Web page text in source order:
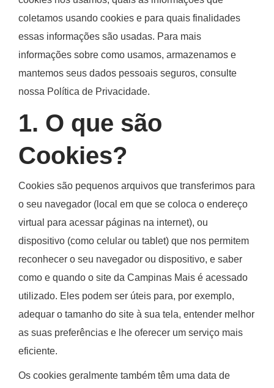
cookies nós usamos, quais as informações que
coletamos usando cookies e para quais finalidades
essas informações são usadas. Para mais
informações sobre como usamos, armazenamos e
mantemos seus dados pessoais seguros, consulte
nossa Política de Privacidade.
1. O que são
Cookies?
Cookies são pequenos arquivos que transferimos para
o seu navegador (local em que se coloca o endereço
virtual para acessar páginas na internet), ou
dispositivo (como celular ou tablet) que nos permitem
reconhecer o seu navegador ou dispositivo, e saber
como e quando o site da Campinas Mais é acessado
utilizado. Eles podem ser úteis para, por exemplo,
adequar o tamanho do site à sua tela, entender melhor
as suas preferências e lhe oferecer um serviço mais
eficiente.
Os cookies geralmente também têm uma data de